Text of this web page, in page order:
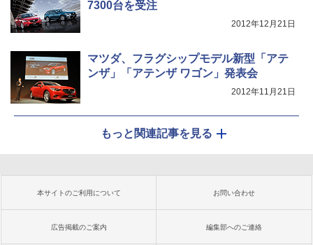
7300台を受注
2012年12月21日
マツダ、フラグシップモデル新型「アテ
ンザ」「アテンザ ワゴン」発表会
2012年11月21日
もっと関連記事を見る
本サイトのご利用について お問い合わせ
広告掲載のご案内 編集部へのご連絡